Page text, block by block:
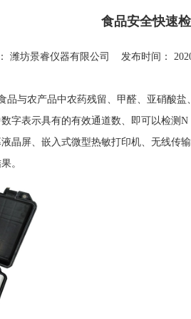
食品安全快速
潍坊景睿仪器有限公司 发布时间：
与农产品中农药残留、甲醛、 亚硝酸盐、
字表示具有的有效通道数、即可以检测
晶屏、嵌入式微型热敏打印机、无线传
。